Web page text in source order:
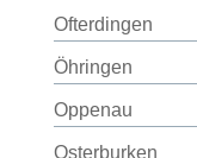
Ofterdingen
Öhringen
Oppenau
Osterburken